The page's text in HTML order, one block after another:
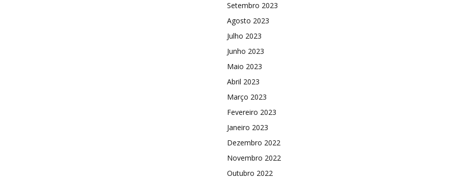
Setembro 2023
Agosto 2023
Julho 2023
Junho 2023
Maio 2023
Abril 2023
Março 2023
Fevereiro 2023
Janeiro 2023
Dezembro 2022
Novembro 2022
Outubro 2022